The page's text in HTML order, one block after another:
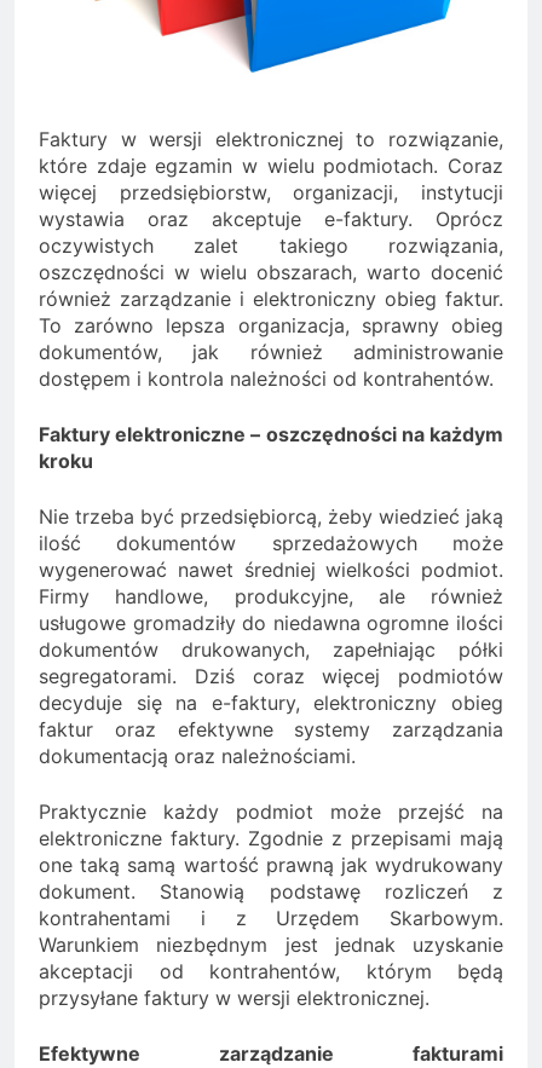
Minolta – kiedy wybrać
kolorowe, a kiedy czarno-
białe?
2 Lata Ago
Na czym polega
Faktury w wersji elektronicznej to rozwiązanie,
które zdaje egzamin w wielu podmiotach. Coraz
więcej przedsiębiorstw, organizacji, instytucji
wystawia oraz akceptuje e-faktury. Oprócz
oczywistych zalet takiego rozwiązania,
oszczędności w wielu obszarach, warto docenić
również zarządzanie i elektroniczny obieg faktur.
To zarówno lepsza organizacja, sprawny obieg
dokumentów, jak również administrowanie
dostępem i kontrola należności od kontrahentów.
Faktury elektroniczne – oszczędności na każdym
kroku
Nie trzeba być przedsiębiorcą, żeby wiedzieć jaką
ilość dokumentów sprzedażowych może
wygenerować nawet średniej wielkości podmiot.
Firmy handlowe, produkcyjne, ale również
usługowe gromadziły do niedawna ogromne ilości
dokumentów drukowanych, zapełniając półki
segregatorami. Dziś coraz więcej podmiotów
decyduje się na e-faktury, elektroniczny obieg
faktur oraz efektywne systemy zarządzania
dokumentacją oraz należnościami.
Praktycznie każdy podmiot może przejść na
elektroniczne faktury. Zgodnie z przepisami mają
one taką samą wartość prawną jak wydrukowany
dokument. Stanowią podstawę rozliczeń z
kontrahentami i z Urzędem Skarbowym.
Warunkiem niezbędnym jest jednak uzyskanie
akceptacji od kontrahentów, którym będą
przysyłane faktury w wersji elektronicznej.
Efektywne zarządzanie fakturami